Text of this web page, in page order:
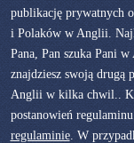
publikację prywatnych
i Polaków w Anglii.
Pana, Pan szuka Pani
znajdziesz swoją drugą
Anglii w kilka chwil..
postanowień
regulaminie. W